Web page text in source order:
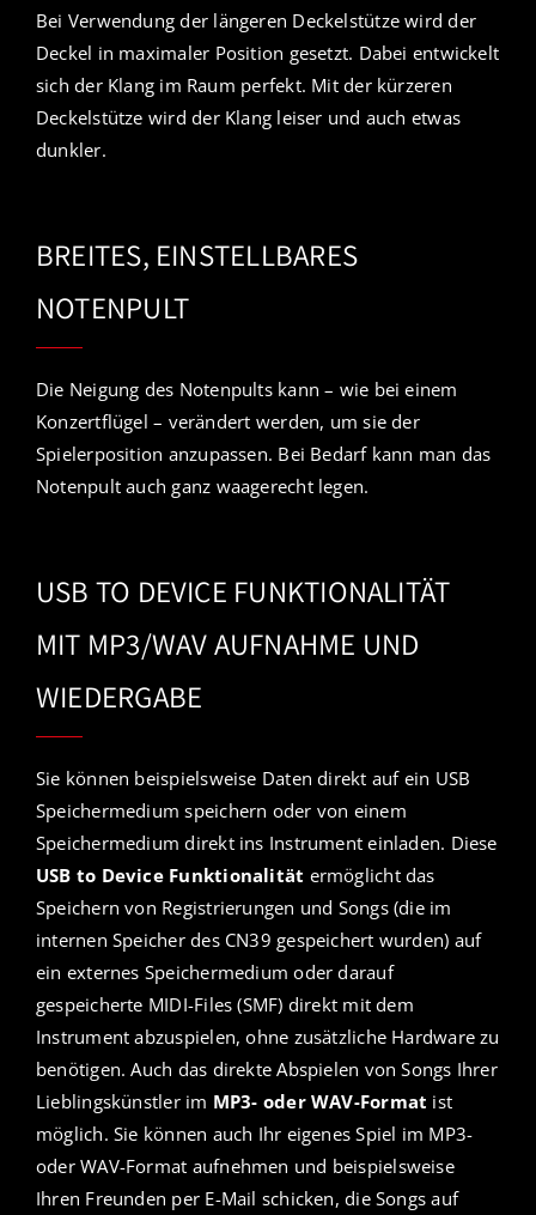
Bei Verwendung der längeren Deckelstütze wird der
Deckel in maximaler Position gesetzt. Dabei entwickelt
sich der Klang im Raum perfekt. Mit der kürzeren
Deckelstütze wird der Klang leiser und auch etwas
dunkler.
BREITES, EINSTELLBARES
NOTENPULT
Die Neigung des Notenpults kann – wie bei einem
Konzertflügel – verändert werden, um sie der
Spielerposition anzupassen. Bei Bedarf kann man das
Notenpult auch ganz waagerecht legen.
USB TO DEVICE FUNKTIONALITÄT
MIT MP3/WAV AUFNAHME UND
WIEDERGABE
Sie können beispielsweise Daten direkt auf ein USB
Speichermedium speichern oder von einem
Speichermedium direkt ins Instrument einladen. Diese
USB to Device Funktionalität ermöglicht das
Speichern von Registrierungen und Songs (die im
internen Speicher des CN39 gespeichert wurden) auf
ein externes Speichermedium oder darauf
gespeicherte MIDI-Files (SMF) direkt mit dem
Instrument abzuspielen, ohne zusätzliche Hardware zu
benötigen. Auch das direkte Abspielen von Songs Ihrer
Lieblingskünstler im MP3- oder WAV-Format ist
möglich. Sie können auch Ihr eigenes Spiel im MP3-
oder WAV-Format aufnehmen und beispielsweise
Ihren Freunden per E-Mail schicken, die Songs auf